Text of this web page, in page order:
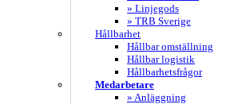
» Linjegods
» TRB Sverige
Hållbarhet
Hållbar omställning
Hållbar logistik
Hållbarhetsfrågor
Medarbetare
» Anläggning